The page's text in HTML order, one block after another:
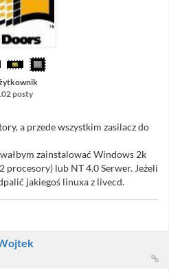
posty
a przede wszystkim zasilacz do
zainstalować Windows 2k
procesory) lub NT 4.0 Serwer. Jeżeli
jakiegoś linuxa z livecd.